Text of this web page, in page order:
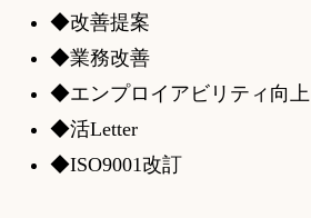
◆改善提案
◆業務改善
◆エンプロイアビリティ向上
◆活Letter
◆ISO9001改訂